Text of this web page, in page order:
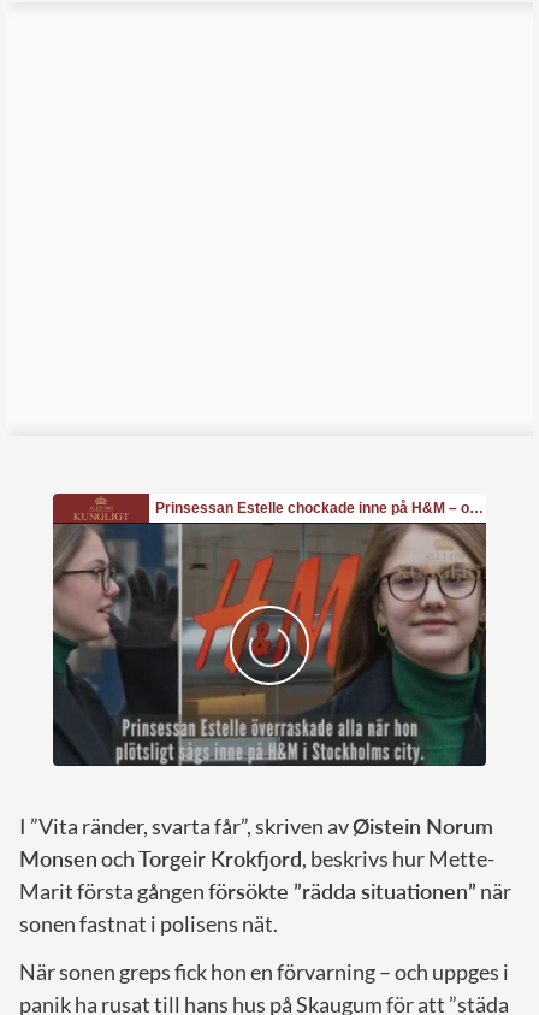
I ”Vita ränder, svarta får”, skriven avØistein Norum
MonsenochTorgeir Krokfjord, beskrivs hur Mette-
Marit första gångenförsökte ”rädda situationen” när
sonen fastnat i polisens nät.
När sonen greps fick hon en förvarning – och uppges i
panik ha rusat till hans hus på Skaugum för att ”städa